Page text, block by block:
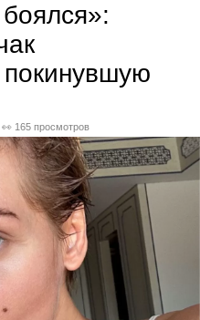
👀 165 просмотров